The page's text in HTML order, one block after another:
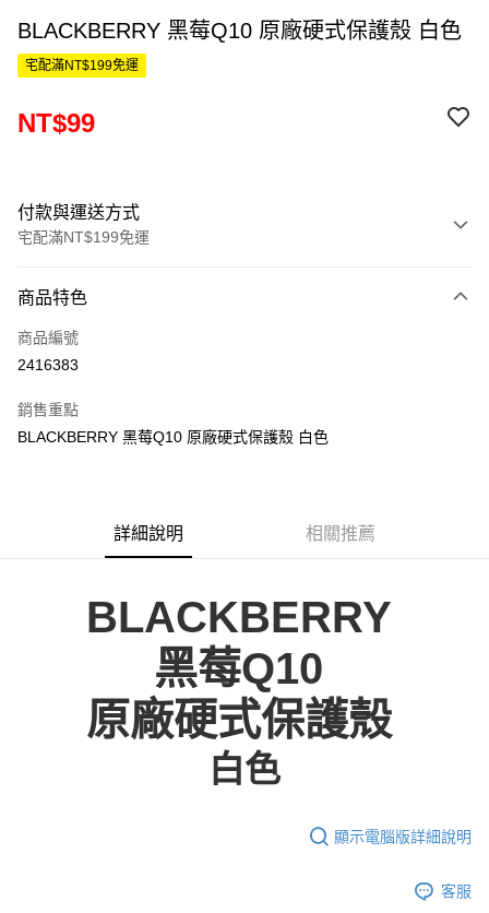
BLACKBERRY 黑莓Q10 原廠硬式保護殼 白色
宅配滿NT$199免運
NT$99
付款與運送方式
宅配滿NT$199免運
信用卡一次付款
LINE Pay
悠遊付
便利帶 2~3工作天(國定假日無配送)
到店自取-台北信義門市 (租借商品請先詢問客服)
每筆NT$100，滿NT$199(含以上)免運費
商品特色
商品編號
2416383
銷售重點
BLACKBERRY 黑莓Q10 原廠硬式保護殼 白色
詳細說明 相關推薦
BLACKBERRY
黑莓Q10
原廠硬式保護殼
白色
顯示電腦版詳細說明
客服